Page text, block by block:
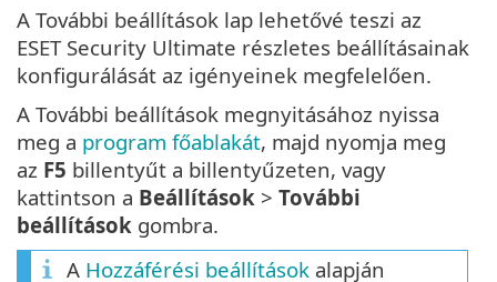
A További beállítások lap lehetővé teszi az
ESET Security Ultimate részletes beállításainak
konfigurálását az igényeinek megfelelően.
A További beállítások megnyitásához nyissa
meg a program főablakát, majd nyomja meg
az F5 billentyűt a billentyűzeten, vagy
kattintson a Beállítások > További
beállítások gombra.
A Hozzáférési beállítások alapján